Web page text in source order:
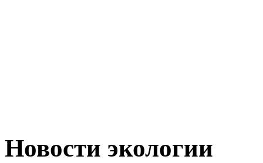
Новости экологии